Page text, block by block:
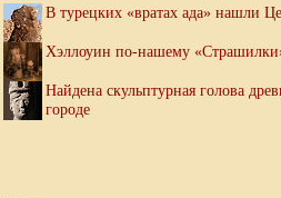
В турецких «вратах ада» нашли
Хэллоуин по-нашему
Найдена скульптурная голова
городе